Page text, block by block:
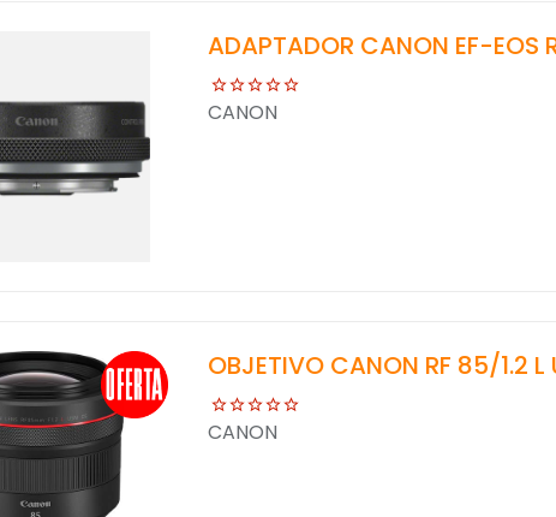
ADAPTADOR CANON EF-EOS
CANON
OBJETIVO CANON RF 85/1.2 L
CANON